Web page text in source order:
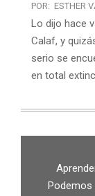
POR: ESTHER
Lo dijo hace
Calaf, y
serio se
en total
Podemos